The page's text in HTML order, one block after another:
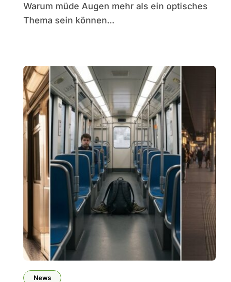
Warum müde Augen mehr als ein optisches
Thema sein können...
News